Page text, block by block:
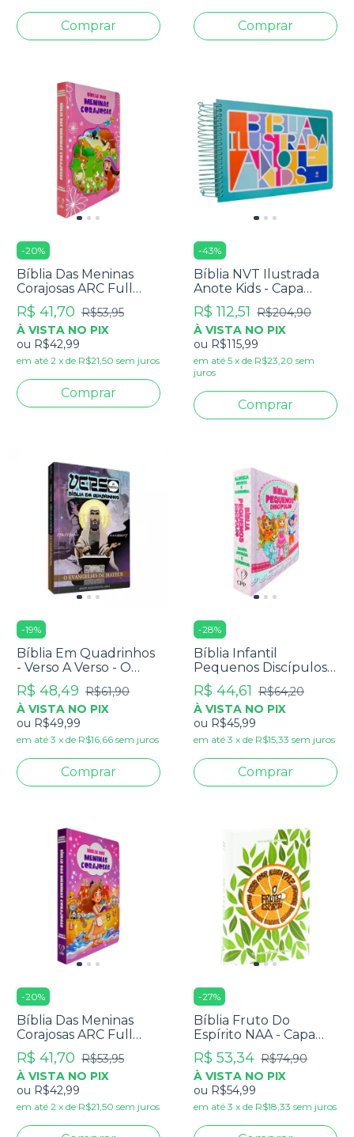
-20%
Bíblia Das Meninas
Corajosas ARC Full
Color Com Harpa -
Capa Dura Rosa
R$ 41,70 R$53,95
À VISTA NO PIX
ou R$42,99
em até 2 x de R$21,50 sem juros
-43%
Bíblia NVT Ilustrada
Anote Kids - Capa
Colors
R$ 112,51 R$204,90
À VISTA NO PIX
ou R$115,99
em até 5 x de R$23,20 sem
juros
-19%
Bíblia Em Quadrinhos
- Verso A Verso - O
Evangelho De Mateus
R$ 48,49 R$61,90
À VISTA NO PIX
ou R$49,99
em até 3 x de R$16,66 sem juros
-28%
Bíblia Infantil
Pequenos Discípulos
ARC - Capa Dura Rosa
R$ 44,61 R$64,20
À VISTA NO PIX
ou R$45,99
em até 3 x de R$15,33 sem juros
-20%
Bíblia Das Meninas
Corajosas ARC Full
Color Com Harpa -
Capa Dura Lilás
R$ 41,70 R$53,95
À VISTA NO PIX
ou R$42,99
em até 2 x de R$21,50 sem juros
-27%
Bíblia Fruto Do
Espírito NAA - Capa
Dura Laranja
R$ 53,34 R$74,90
À VISTA NO PIX
ou R$54,99
em até 3 x de R$18,33 sem juros